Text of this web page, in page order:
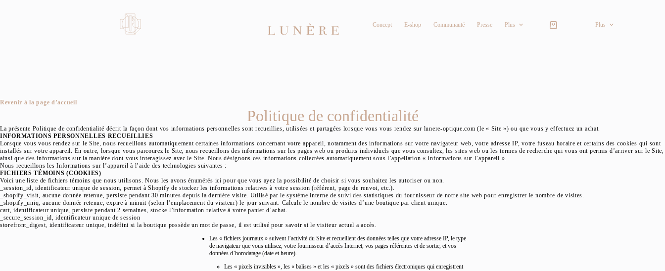
Concept
E-shop Communauté Presse Plus
Panier
Plus
Revenir à la page d’accueil
Politique de confidentialité
La présente Politique de confidentialité décrit la façon dont vos informations personnelles sont recueillies, utilisées et partagées lorsque vous vous rendez sur lunere-optique.com (le « Site ») ou que vous y effectuez un achat.
INFORMATIONS PERSONNELLES RECUEILLIES
Lorsque vous vous rendez sur le Site, nous recueillons automatiquement certaines informations concernant votre appareil, notamment des informations sur votre navigateur web, votre adresse IP, votre fuseau horaire et certains des cookies qui sont
installés sur votre appareil. En outre, lorsque vous parcourez le Site, nous recueillons des informations sur les pages web ou produits individuels que vous consultez, les sites web ou les termes de recherche qui vous ont permis d’arriver sur le Site,
ainsi que des informations sur la manière dont vous interagissez avec le Site. Nous désignons ces informations collectées automatiquement sous l’appellation « Informations sur l’appareil ».
Nous recueillons les Informations sur l’appareil à l’aide des technologies suivantes :
FICHIERS TÉMOINS (COOKIES)
Voici une liste de fichiers témoins que nous utilisons. Nous les avons énumérés ici pour que vous ayez la possibilité de choisir si vous souhaitez les autoriser ou non.
_session_id, identificateur unique de session, permet à Shopify de stocker les informations relatives à votre session (référent, page de renvoi, etc.).
_shopify_visit, aucune donnée retenue, persiste pendant 30 minutes depuis la dernière visite. Utilisé par le système interne de suivi des statistiques du fournisseur de notre site web pour enregistrer le nombre de visites.
_shopify_uniq, aucune donnée retenue, expire à minuit (selon l’emplacement du visiteur) le jour suivant. Calcule le nombre de visites d’une boutique par client unique.
cart, identificateur unique, persiste pendant 2 semaines, stocke l’information relative à votre panier d’achat.
_secure_session_id, identificateur unique de session
storefront_digest, identificateur unique, indéfini si la boutique possède un mot de passe, il est utilisé pour savoir si le visiteur actuel a accès.
Les « fichiers journaux » suivent l’activité du Site et recueillent des données telles que votre adresse IP, le type
de navigateur que vous utilisez, votre fournisseur d’accès Internet, vos pages référentes et de sortie, et vos
données d’horodatage (date et heure).
Les « pixels invisibles », les « balises » et les « pixels » sont des fichiers électroniques qui enregistrent